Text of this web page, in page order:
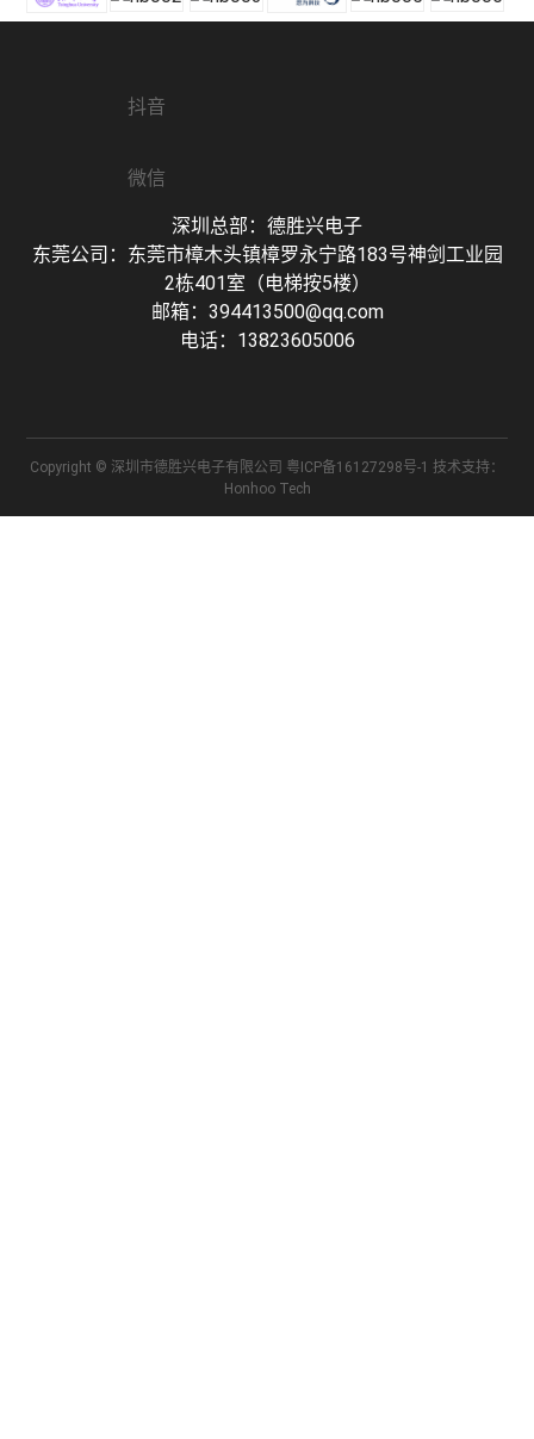
抖音
微信
深圳总部：德胜兴电子
东莞公司：东莞市樟木头镇樟罗永宁路183号神剑工业园
2栋401室（电梯按5楼）
邮箱：394413500@qq.com
电话：13823605006
Copyright © 深圳市德胜兴电子有限公司 粤ICP备16127298号-1 技术支持：
Honhoo Tech